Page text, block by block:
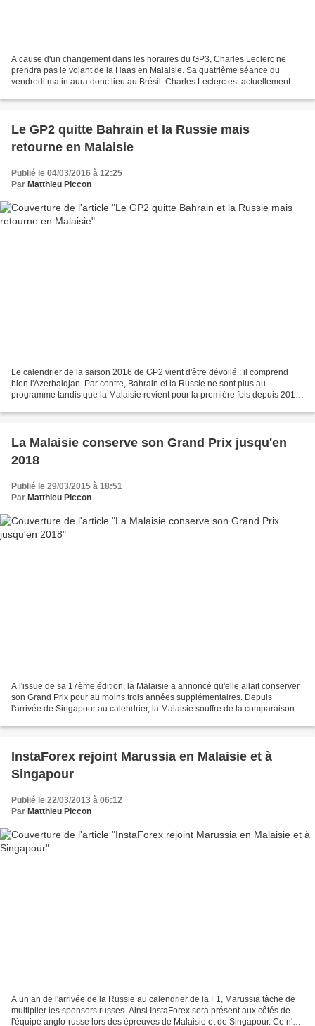
A cause d'un changement dans les horaires du GP3, Charles Leclerc ne
prendra pas le volant de la Haas en Malaisie. Sa quatrième séance du
vendredi matin aura donc lieu au Brésil. Charles Leclerc est actuellement en
Le GP2 quitte Bahrain et la Russie mais
retourne en Malaisie
Publié le 04/03/2016 à 12:25
Par Matthieu Piccon
Le calendrier de la saison 2016 de GP2 vient d'être dévoilé : il comprend
bien l'Azerbaidjan. Par contre, Bahrain et la Russie ne sont plus au
programme tandis que la Malaisie revient pour la première fois depuis 2013.
La Malaisie conserve son Grand Prix jusqu'en
2018
Publié le 29/03/2015 à 18:51
Par Matthieu Piccon
A l'issue de sa 17ème édition, la Malaisie a annoncé qu'elle allait conserver
son Grand Prix pour au moins trois années supplémentaires. Depuis
l'arrivée de Singapour au calendrier, la Malaisie souffre de la comparaison.
InstaForex rejoint Marussia en Malaisie et à
Singapour
Publié le 22/03/2013 à 06:12
Par Matthieu Piccon
A un an de l'arrivée de la Russie au calendrier de la F1, Marussia tâche de
multiplier les sponsors russes. Ainsi InstaForex sera présent aux côtés de
l'équipe anglo-russe lors des épreuves de Malaisie et de Singapour. Ce n'est